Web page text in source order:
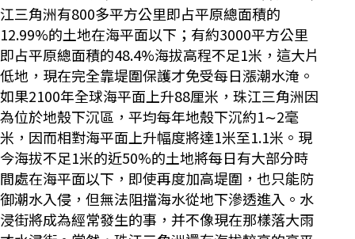
江三角洲有800多平方公里即占平原總面積的
12.99%的土地在海平面以下；有約3000平方公里
即占平原總面積的48.4%海拔高程不足1米，這大片
低地，現在完全靠堤圍保護才免受每日漲潮水淹。
如果2100年全球海平面上升88厘米，珠江三角洲因
為位於地殼下沉區，平均每年地殼下沉約1∼2毫
米，因而相對海平面上升幅度將達1米至1.1米。現
今海拔不足1米的近50%的土地將每日有大部分時
間處在海平面以下，即使再度加高堤圍，也只能防
御潮水入侵，但無法阻擋海水從地下滲透進入。水
浸街將成為經常發生的事，并不像現在那樣落大雨